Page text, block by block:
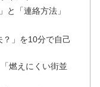
「連絡方法」
？」を10分で自己
燃えにくい街並